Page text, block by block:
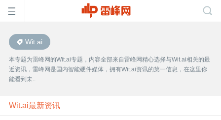
首
页
雷
Wit.ai
本专题为雷峰网的Wit.ai专题，内容全部来自雷峰网精心选择与Wit.ai相关的最
近资讯，雷峰网是国内智能硬件媒体，拥有Wit.ai资讯的第一信息，在这里你
能看到未..
Wit.ai最新资讯